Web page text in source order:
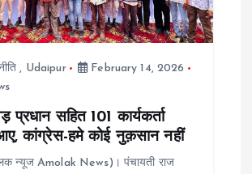
, Udaipur
February 14, 2026
प्रधान सहित 101 कार्यकर्ता
कांग्रेस-हमे कोई नुक़सान नहीं
न्यूज Amolak News)। पंचायती राज